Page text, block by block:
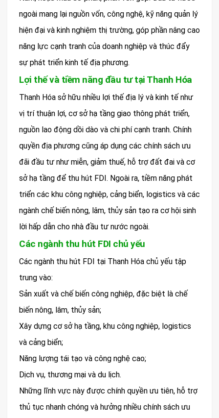
ngoài mang lại nguồn vốn, công nghệ, kỹ năng quản lý
hiện đại và kinh nghiệm thị trường, góp phần nâng cao
năng lực cạnh tranh của doanh nghiệp và thúc đẩy
sự phát triển kinh tế địa phương.
Lợi thế và tiềm năng đầu tư tại Thanh Hóa
Thanh Hóa sở hữu nhiều lợi thế địa lý và kinh tế như
vị trí thuận lợi, cơ sở hạ tầng giao thông phát triển,
nguồn lao động dồi dào và chi phí cạnh tranh. Chính
quyền địa phương cũng áp dụng các chính sách ưu
đãi đầu tư như miễn, giảm thuế, hỗ trợ đất đai và cơ
sở hạ tầng để thu hút FDI. Ngoài ra, tiềm năng phát
triển các khu công nghiệp, cảng biển, logistics và các
ngành chế biến nông, lâm, thủy sản tạo ra cơ hội sinh
lời hấp dẫn cho nhà đầu tư nước ngoài.
Các ngành thu hút FDI chủ yếu
Các ngành thu hút FDI tại Thanh Hóa chủ yếu tập
trung vào:
Sản xuất và chế biến công nghiệp, đặc biệt là chế
biến nông, lâm, thủy sản;
Xây dựng cơ sở hạ tầng, khu công nghiệp, logistics
và cảng biển;
Năng lượng tái tạo và công nghệ cao;
Dịch vụ, thương mại và du lịch.
Những lĩnh vực này được chính quyền ưu tiên, hỗ trợ
thủ tục nhanh chóng và hưởng nhiều chính sách ưu